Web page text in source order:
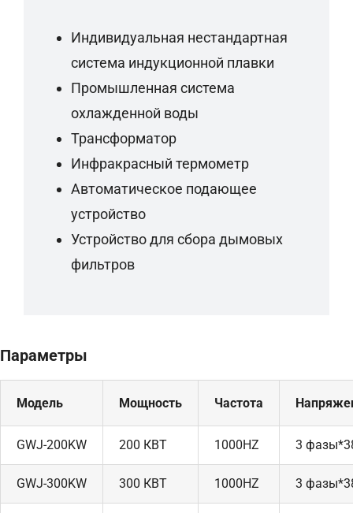
Индивидуальная нестандартная
система индукционной плавки
Промышленная система
охлажденной воды
Трансформатор
Инфракрасный термометр
Автоматическое подающее
устройство
Устройство для сбора дымовых
фильтров
Параметры
Модель Мощность Частота
GWJ-200KW 200 КВТ 1000HZ 3
GWJ-300KW 300 КВТ 1000HZ 3